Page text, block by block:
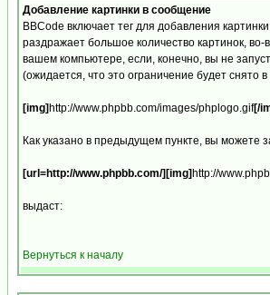
Добавление картинки в сообщение
BBCode включает тег для добавления
раздражает большое количество картинок,
вашем компьютере, если, конечно, вы не
(ожидается, что это ограничение будет
[img] http://www.phpbb.com/images/phplogo.gif[/
Как указано в предыдущем пункте, вы можете
[url=http://www.phpbb.com/][img] http://
выдаст:
Вернуться к началу